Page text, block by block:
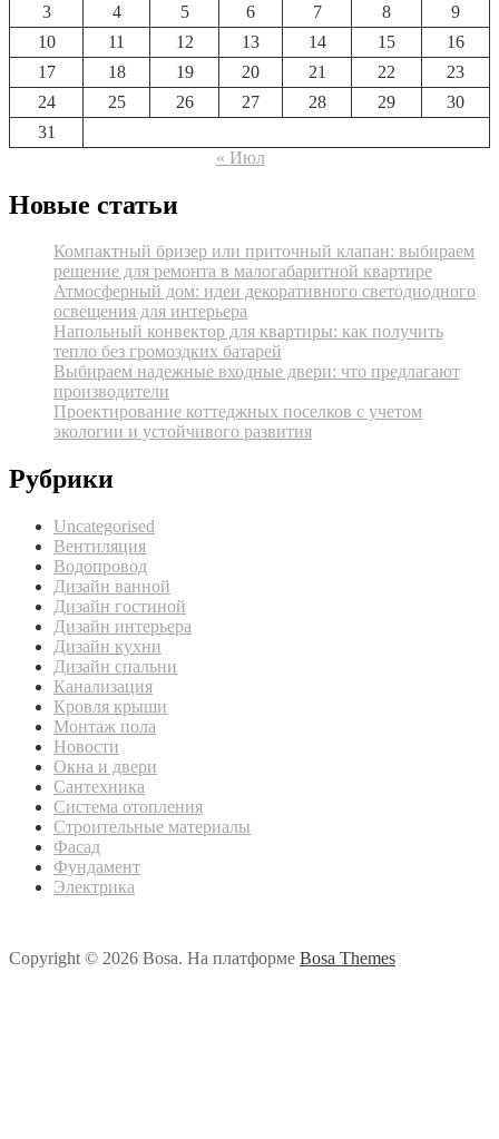
3
4 5 6 7 8
9
10
11 12 13 14 15
16
17
18 19 20 21 22
23
24
25 26 27 28 29
30
31
« Июл
Новые статьи
Компактный бризер или приточный клапан: выбираем
решение для ремонта в малогабаритной квартире
Атмосферный дом: идеи декоративного светодиодного
освещения для интерьера
Напольный конвектор для квартиры: как получить
тепло без громоздких батарей
Выбираем надежные входные двери: что предлагают
производители
Проектирование коттеджных поселков с учетом
экологии и устойчивого развития
Рубрики
Uncategorised
Вентиляция
Водопровод
Дизайн ванной
Дизайн гостиной
Дизайн интерьера
Дизайн кухни
Дизайн спальни
Канализация
Кровля крыши
Монтаж пола
Новости
Окна и двери
Сантехника
Система отопления
Строительные материалы
Фасад
Фундамент
Электрика
Copyright © 2026 Bosa. На платформе Bosa Themes